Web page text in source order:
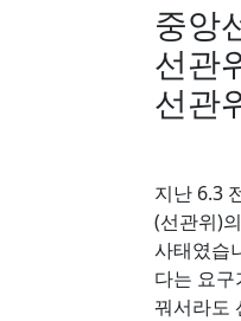
중앙
선관
선관
지난 6.3
(선관위)
사태였습
다는 요
꿔서라도